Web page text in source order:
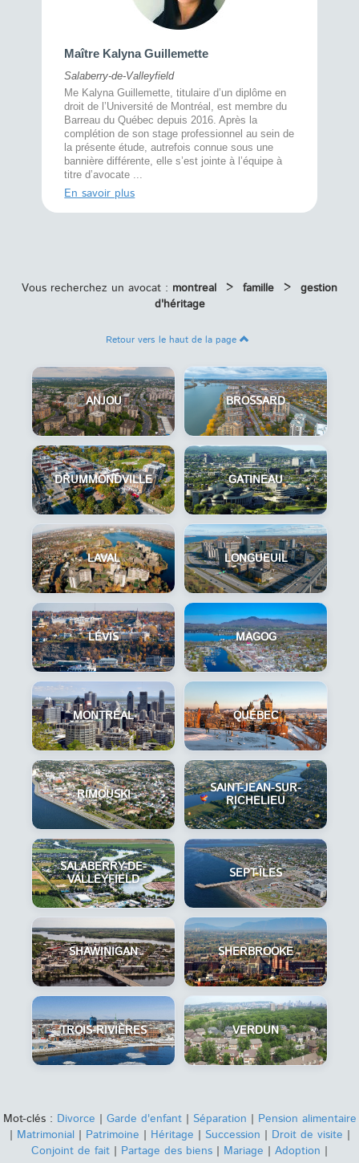
Maître Kalyna Guillemette
Salaberry-de-Valleyfield
Me Kalyna Guillemette, titulaire d’un diplôme en
droit de l’Université de Montréal, est membre du
Barreau du Québec depuis 2016. Après la
complétion de son stage professionnel au sein de
la présente étude, autrefois connue sous une
bannière différente, elle s’est jointe à l’équipe à
titre d’avocate ...
En savoir plus
Vous recherchez un avocat : montreal > famille > gestion
d'héritage
Retour vers le haut de la page
ANJOU BROSSARD
DRUMMONDVILLE GATINEAU
LAVAL LONGUEUIL
LÉVIS MAGOG
MONTRÉAL QUÉBEC
RIMOUSKI
SAINT-JEAN-SUR-
RICHELIEU
SALABERRY-DE-
VALLEYFIELD
SEPT-ÎLES
SHAWINIGAN SHERBROOKE
TROIS-RIVIÈRES VERDUN
Mot-clés : Divorce | Garde d'enfant| Séparation | Pension alimentaire
| Matrimonial| Patrimoine | Héritage | Succession | Droit de visite |
Conjoint de fait | Partage des biens | Mariage | Adoption |